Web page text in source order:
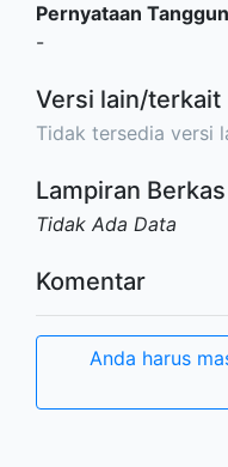
Pernyataan
-
Versi lain/terkait
Tidak tersedia versi
Lampiran Berkas
Tidak Ada Data
Komentar
Anda harus